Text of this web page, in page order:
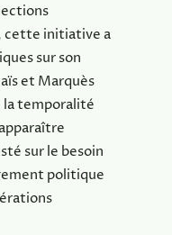
cette initiative a
sur son
et Marquès
la temporalité
sur le besoin
politique